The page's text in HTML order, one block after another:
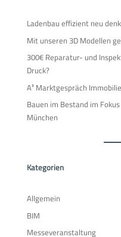
Ladenbau effizient neu
Mit unseren 3D Modellen
300€ Reparatur- und
Druck?
A³ Marktgespräch
Bauen im Bestand im
München
Kategorien
Allgemein
BIM
Messeveranstaltung